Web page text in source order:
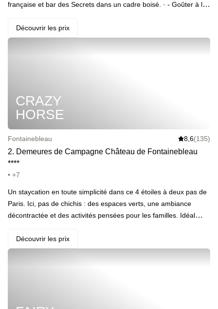
française et bar des Secrets dans un cadre boisé. · - Goûter à la
d’exception.
Découvrir les prix
CRAZY
HORSE
Fontainebleau 8,6(135)
2. Demeures de Campagne Château de Fontainebleau
****
• +7
Un staycation en toute simplicité dans ce 4 étoiles à deux pas de
Paris. Ici, pas de chichis : des espaces verts, une ambiance
décontractée et des activités pensées pour les familles. Idéal
embouteillages et des écrans. · Votre programme : passage à la
piscine intérieure qui s'ouvre, en saison, sur le jardin et un goûter
Découvrir les prix